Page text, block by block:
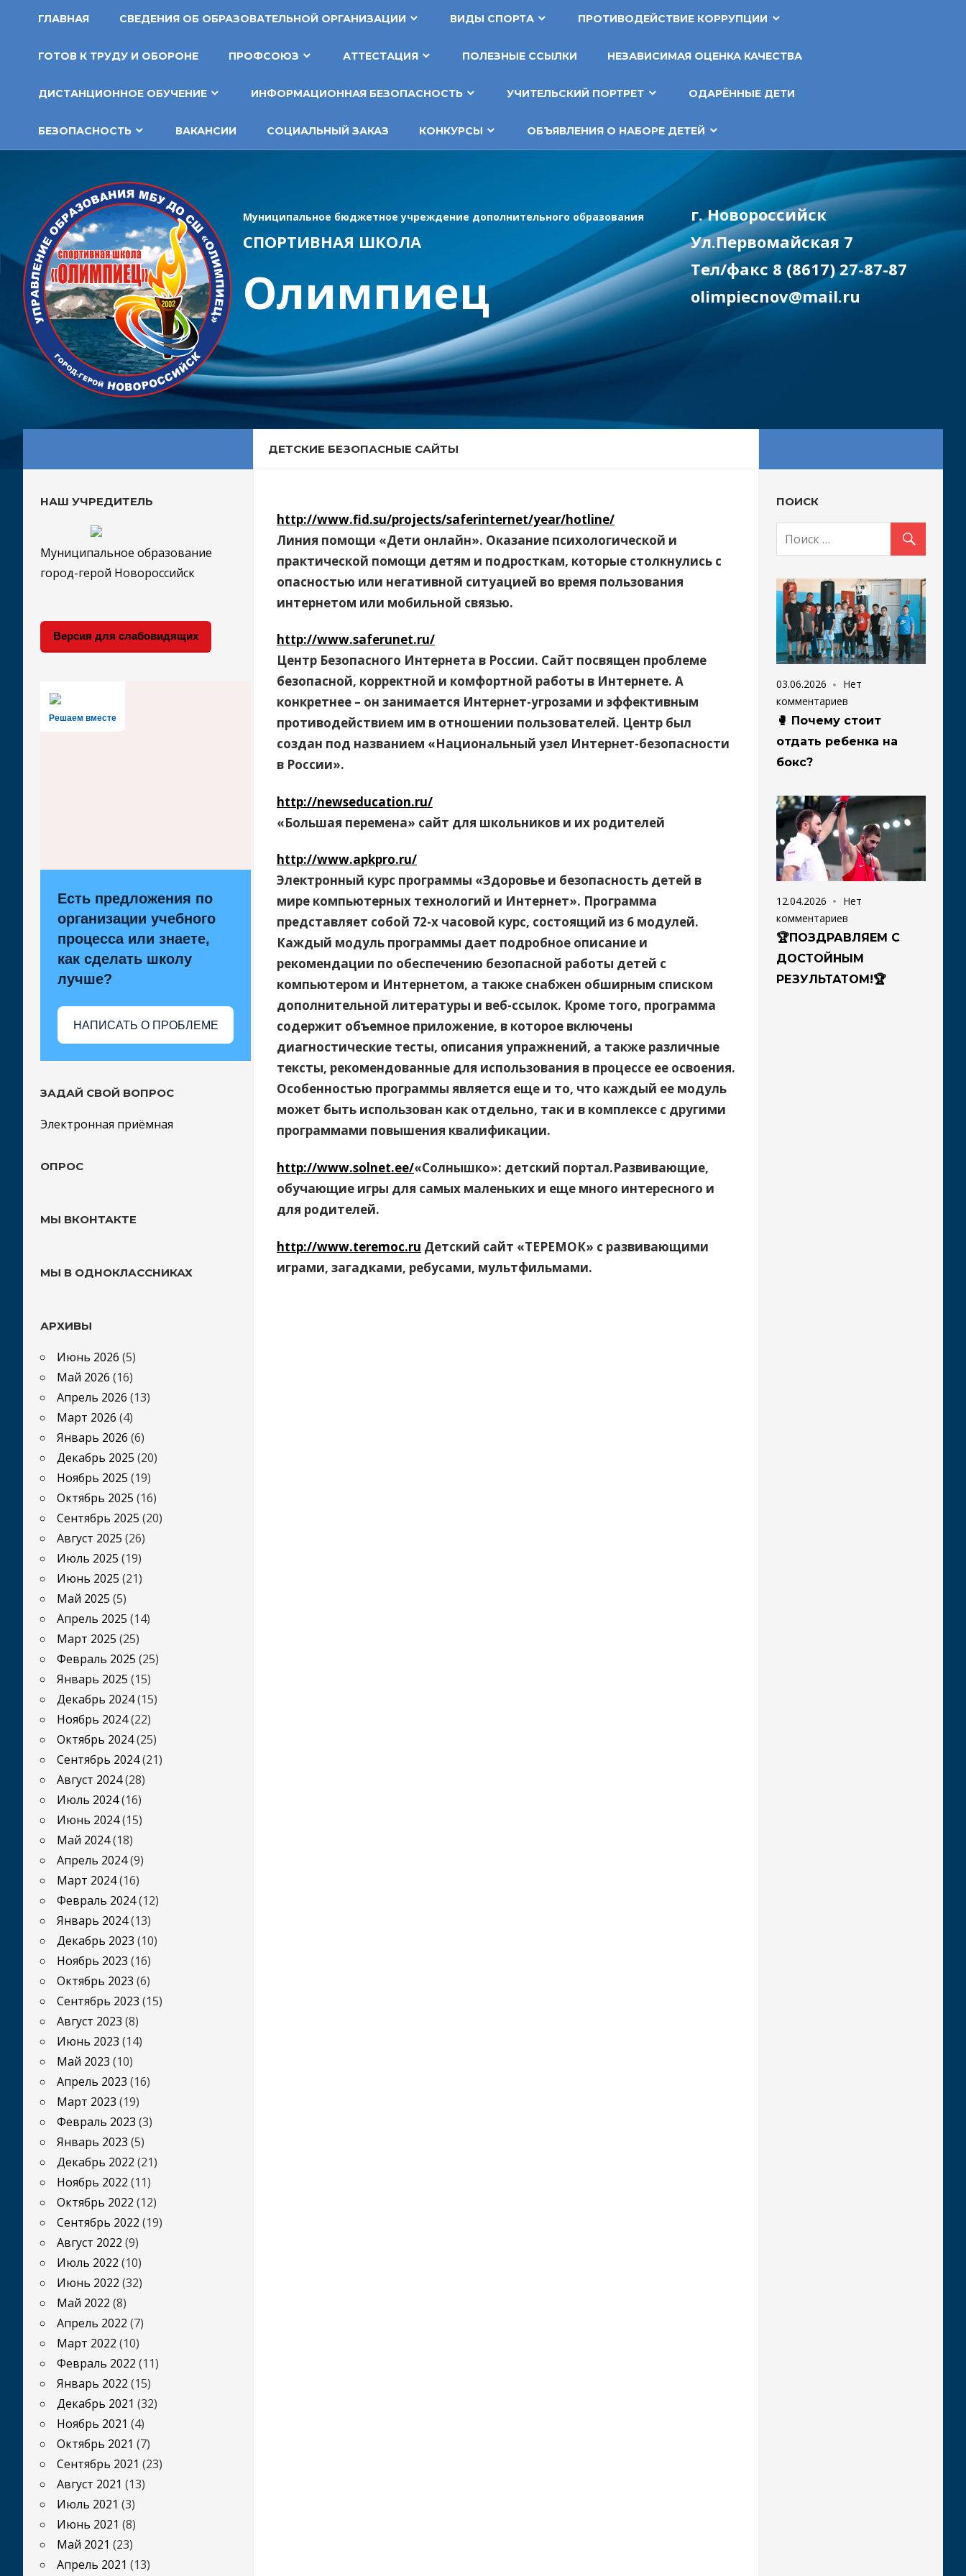
содержимому
ГЛАВНАЯ СВЕДЕНИЯ ОБ ОБРАЗОВАТЕЛЬНОЙ ОРГАНИЗАЦИИ ВИДЫ СПОРТА ПРОТИВОДЕЙСТВИЕ КОРРУПЦИИ
ГОТОВ К ТРУДУ И ОБОРОНЕ ПРОФСОЮЗ АТТЕСТАЦИЯ ПОЛЕЗНЫЕ ССЫЛКИ НЕЗАВИСИМАЯ ОЦЕНКА КАЧЕСТВА
ДИСТАНЦИОННОЕ ОБУЧЕНИЕ ИНФОРМАЦИОННАЯ БЕЗОПАСНОСТЬ УЧИТЕЛЬСКИЙ ПОРТРЕТ ОДАРЁННЫЕ ДЕТИ
БЕЗОПАСНОСТЬ ВАКАНСИИ СОЦИАЛЬНЫЙ ЗАКАЗ КОНКУРСЫ ОБЪЯВЛЕНИЯ О НАБОРЕ ДЕТЕЙ
Муниципальное бюджетное учреждение дополнительного образования
СПОРТИВНАЯ ШКОЛА
Олимпиец
г. Новороссийск
Ул.Первомайская 7
Тел/факс 8 (8617) 27-87-87
olimpiecnov@mail.ru
ДЕТСКИЕ БЕЗОПАСНЫЕ САЙТЫ
http://www.fid.su/projects/saferinternet/year/hotline/
Линия помощи «Дети онлайн». Оказание психологической и
практической помощи детям и подросткам, которые столкнулись с
опасностью или негативной ситуацией во время пользования
интернетом или мобильной связью.
http://www.saferunet.ru/
Центр Безопасного Интернета в России. Сайт посвящен проблеме
безопасной, корректной и комфортной работы в Интернете. А
конкретнее – он занимается Интернет-угрозами и эффективным
противодействием им в отношении пользователей. Центр был
создан под названием «Национальный узел Интернет-безопасности
в России».
http://newseducation.ru/
«Большая перемена» сайт для школьников и их родителей
http://www.apkpro.ru/
Электронный курс программы «Здоровье и безопасность детей в
мире компьютерных технологий и Интернет». Программа
представляет собой 72-х часовой курс, состоящий из 6 модулей.
Каждый модуль программы дает подробное описание и
рекомендации по обеспечению безопасной работы детей с
компьютером и Интернетом, а также снабжен обширным списком
дополнительной литературы и веб-ссылок. Кроме того, программа
содержит объемное приложение, в которое включены
диагностические тесты, описания упражнений, а также различные
тексты, рекомендованные для использования в процессе ее освоения.
Особенностью программы является еще и то, что каждый ее модуль
может быть использован как отдельно, так и в комплексе с другими
программами повышения квалификации.
http://www.solnet.ee/«Солнышко»: детский портал.Развивающие,
обучающие игры для самых маленьких и еще много интересного и
для родителей.
http://www.teremoc.ru Детский сайт «ТЕРЕМОК» с развивающими
играми, загадками, ребусами, мультфильмами.
НАШ УЧРЕДИТЕЛЬ
Муниципальное образование
город-герой Новороссийск
Версия для слабовидящих
Решаем вместе
Есть предложения по
организации учебного
процесса или знаете,
как сделать школу
лучше?
НАПИСАТЬ О ПРОБЛЕМЕ
ЗАДАЙ СВОЙ ВОПРОС
Электронная приёмная
ОПРОС
МЫ ВКОНТАКТЕ
МЫ В ОДНОКЛАССНИКАХ
АРХИВЫ
Июнь 2026 (5)
Май 2026 (16)
Апрель 2026 (13)
Март 2026 (4)
Январь 2026 (6)
Декабрь 2025 (20)
Ноябрь 2025 (19)
Октябрь 2025 (16)
Сентябрь 2025 (20)
Август 2025 (26)
Июль 2025 (19)
Июнь 2025 (21)
Май 2025 (5)
Апрель 2025 (14)
Март 2025 (25)
Февраль 2025 (25)
Январь 2025 (15)
Декабрь 2024(15)
Ноябрь 2024(22)
Октябрь 2024(25)
Сентябрь 2024(21)
Август 2024(28)
Июль 2024(16)
Июнь 2024(15)
Май 2024(18)
Апрель 2024(9)
Март 2024(16)
Февраль 2024(12)
Январь 2024(13)
Декабрь 2023 (10)
Ноябрь 2023 (16)
Октябрь 2023 (6)
Сентябрь 2023 (15)
Август 2023 (8)
Июнь 2023 (14)
Май 2023 (10)
Апрель 2023 (16)
Март 2023 (19)
Февраль 2023 (3)
Январь 2023 (5)
Декабрь 2022 (21)
Ноябрь 2022 (11)
Октябрь 2022 (12)
Сентябрь 2022 (19)
Август 2022 (9)
Июль 2022 (10)
Июнь 2022 (32)
Май 2022 (8)
Апрель 2022 (7)
Март 2022 (10)
Февраль 2022 (11)
Январь 2022 (15)
Декабрь 2021 (32)
Ноябрь 2021 (4)
Октябрь 2021 (7)
Сентябрь 2021 (23)
Август 2021 (13)
Июль 2021 (3)
Июнь 2021 (8)
Май 2021 (23)
Апрель 2021 (13)
ПОИСК
03.06.2026
Нет
комментариев
🥊 Почему стоит
отдать ребенка на
бокс?
12.04.2026
Нет
комментариев
🏆ПОЗДРАВЛЯЕМ С
ДОСТОЙНЫМ
РЕЗУЛЬТАТОМ!🏆